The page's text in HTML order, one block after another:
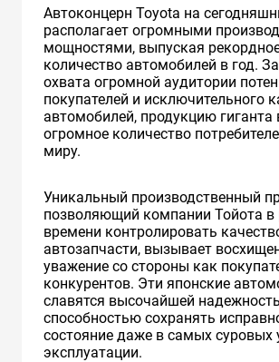
Автоконцерн Toyota на
располагает огромными
мощностями, выпуская
количество автомобилей в год.
охвата огромной аудитории
покупателей и исключительного
автомобилей, продукцию гиганта
огромное количество
миру.
Уникальный производственный
позволяющий компании Тойота в
времени контролировать
автозапчасти, вызывает
уважение со стороны как
конкурентов. Эти японские
славятся высочайшей
способностью сохранять
состояние даже в самых суровых
эксплуатации.